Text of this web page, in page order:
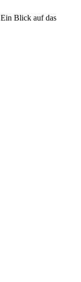
Blick auf das